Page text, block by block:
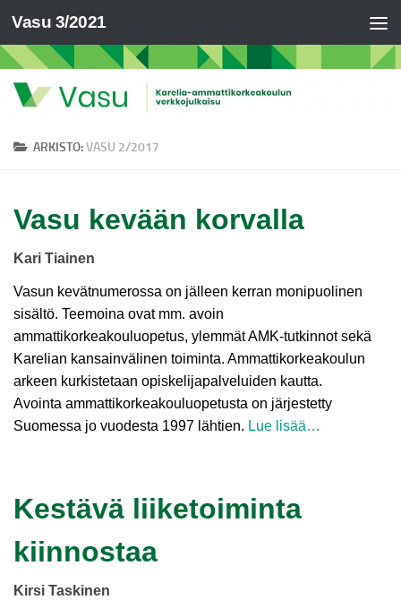
Vasu 3/2021
ARKISTO:VASU 2/2017
Vasu kevään korvalla
Kari Tiainen
Vasun kevätnumerossa on jälleen kerran monipuolinen
sisältö. Teemoina ovat mm. avoin
ammattikorkeakouluopetus, ylemmät AMK-tutkinnot sekä
Karelian kansainvälinen toiminta. Ammattikorkeakoulun
arkeen kurkistetaan opiskelijapalveluiden kautta.
Avointa ammattikorkeakouluopetusta on järjestetty
Suomessa jo vuodesta 1997 lähtien. Lue lisää…
Kestävä liiketoiminta
kiinnostaa
Kirsi Taskinen